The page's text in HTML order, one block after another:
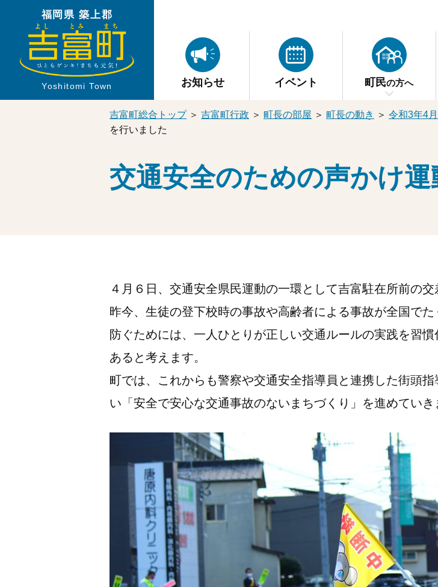
福岡県 築上郡
Yoshitomi Town お知らせ イベント 町民の方へ
吉富町総合トップ＞ 吉富町行政 ＞ 町長の部屋 ＞ 町長の動き ＞ 令和3年4月
を行いました
交通安全のための声かけ
４月６日、交通安全県民運動の一環として吉富駐在所前の交
昨今、生徒の登下校時の事故や高齢者による事故が全国で
防ぐためには、一人ひとりが正しい交通ルールの実践を習
あると考えます。
町では、これからも警察や交通安全指導員と連携した街頭
い「安全で安心な交通事故のないまちづくり」を進めていき